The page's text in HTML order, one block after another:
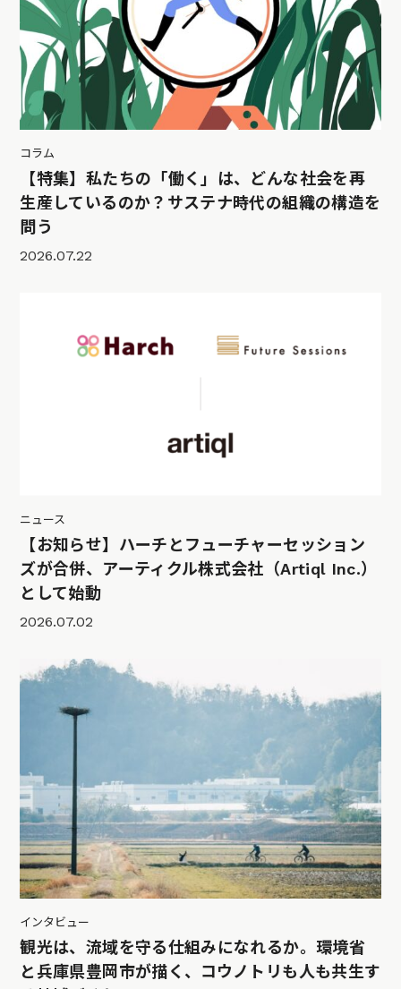
コラム
【特集】私たちの「働く」は、どんな社会を再
生産しているのか？サステナ時代の組織の構造を
問う
2026.07.22
ニュース
【お知らせ】ハーチとフューチャーセッション
ズが合併、アーティクル株式会社（Artiql Inc.）
として始動
2026.07.02
インタビュー
観光は、流域を守る仕組みになれるか。環境省
と兵庫県豊岡市が描く、コウノトリも人も共生す